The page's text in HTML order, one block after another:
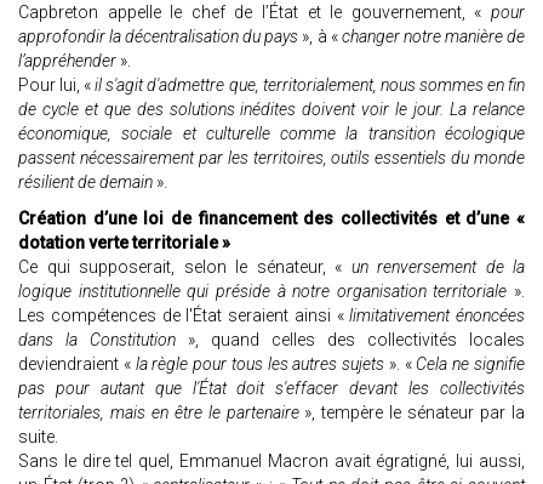
Capbreton appelle le chef de l’État et le gouvernement, « pour
approfondir la décentralisation du pays », à «changer notre manière de
l’appréhender ».
Pour lui, «il s'agit d'admettre que, territorialement, nous sommes en fin
de cycle et que des solutions inédites doivent voir le jour. La relance
économique, sociale et culturelle comme la transition écologique
passent nécessairement par les territoires, outils essentiels du monde
résilient de demain ».
Création d’une loi de financement des collectivités et d’une «
dotation verte territoriale »
Ce qui supposerait, selon le sénateur, « un renversement de la
logique institutionnelle qui préside à notre organisation territoriale ».
Les compétences de l'État seraient ainsi «limitativement énoncées
dans la Constitution », quand celles des collectivités locales
deviendraient « la règle pour tous les autres sujets ». « Cela ne signifie
pas pour autant que l'État doit s'effacer devant les collectivités
territoriales, mais en être le partenaire», tempère le sénateur par la
suite.
Sans le dire tel quel, Emmanuel Macron avait égratigné, lui aussi,